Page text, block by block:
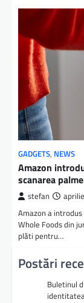
GADGETS, NEWS
Amazon
scanarea
stefan
Amazon a
Whole Foods din
plăti pentru…
Postări
Buletinul